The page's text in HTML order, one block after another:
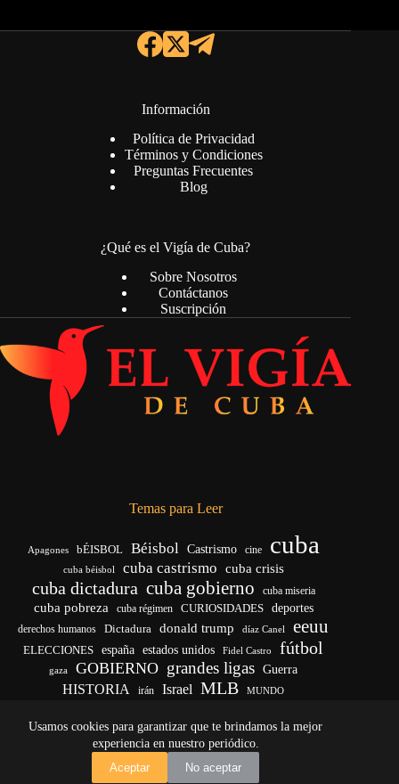
Usamos cookies para garantizar que te brindamos la mejor
experiencia en nuestro periódico.
Aceptar
No aceptar
Información
Política de Privacidad
Términos y Condiciones
Preguntas Frecuentes
Blog
¿Qué es el Vigía de Cuba?
Sobre Nosotros
Contáctanos
Suscripción
Temas para Leer
Apagones bÉISBOL Béisbol Castrismo cine cuba
cuba béisbol cuba castrismo cuba crisis
cuba dictadura cuba gobierno cuba miseria
cuba pobreza cuba régimen CURIOSIDADES deportes
derechos humanos Dictadura donald trump díaz Canel eeuu
ELECCIONES españa estados unidos Fidel Castro fútbol
gaza GOBIERNO grandes ligas Guerra
HISTORIA irán Israel MLB MUNDO
Rusia
régimen cubano Trump Ucrania venezuela vida yankees
Copyright © 2026 - El Vigía de Cuba
Desarrollo, mantenimiento web y SEO por